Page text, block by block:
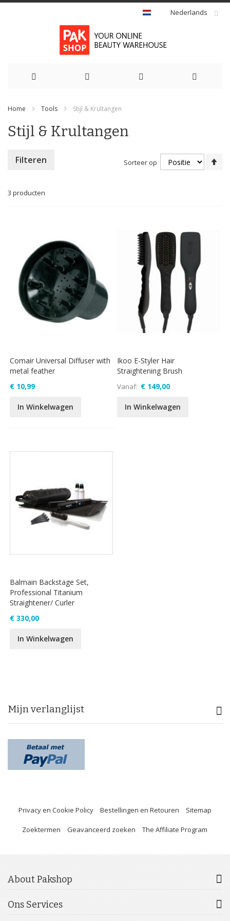
Nederlands
de
Home Tools Stijl & Krultangen
Stijl & Krultangen
3 producten
Sorteer op
Comair Universal Diffuser with
metal feather
€ 10,99
In Winkelwagen
Ikoo E-Styler Hair
Straightening Brush
Vanaf € 149,00
In Winkelwagen
Balmain Backstage Set,
Professional Titanium
Straightener/ Curler
€ 330,00
In Winkelwagen
Filteren
Mijn verlanglijst
Privacy en Cookie Policy Bestellingen en Retouren Sitemap
Zoektermen Geavanceerd zoeken The Affiliate Program
About Pakshop
Ons Services